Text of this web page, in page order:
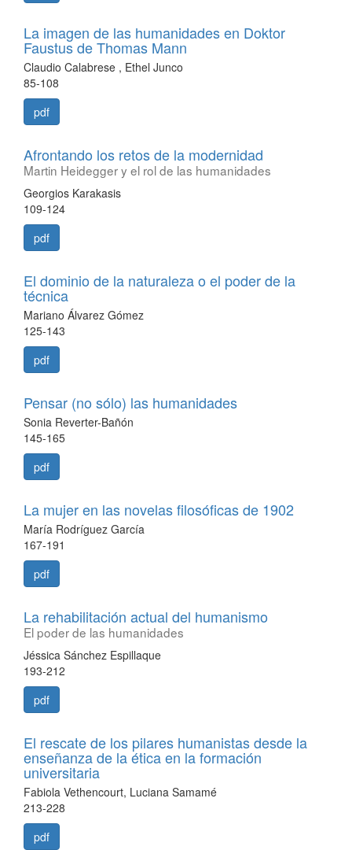
La imagen de las humanidades en Doktor
Faustus de Thomas Mann
Claudio Calabrese , Ethel Junco
85-108
pdf
Afrontando los retos de la modernidad
Martin Heidegger y el rol de las humanidades
Georgios Karakasis
109-124
pdf
El dominio de la naturaleza o el poder de la
técnica
Mariano Álvarez Gómez
125-143
pdf
Pensar (no sólo) las humanidades
Sonia Reverter-Bañón
145-165
pdf
La mujer en las novelas filosóficas de 1902
María Rodríguez García
167-191
pdf
La rehabilitación actual del humanismo
El poder de las humanidades
Jéssica Sánchez Espillaque
193-212
pdf
El rescate de los pilares humanistas desde la
enseñanza de la ética en la formación
universitaria
Fabiola Vethencourt, Luciana Samamé
213-228
pdf